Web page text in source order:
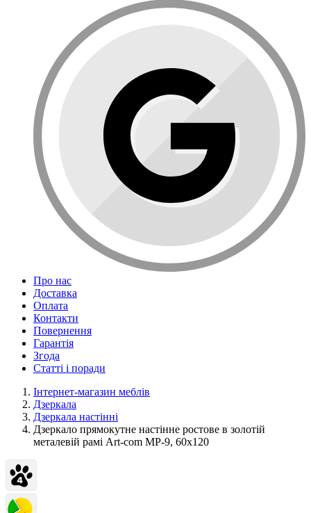
Про нас
Доставка
Оплата
Контакти
Повернення
Гарантія
Згода
Статті і поради
Інтернет-магазин меблів
Дзеркала
Дзеркала настінні
Дзеркало прямокутне настінне ростове в золотій
металевій рамі Art-com МР-9, 60х120